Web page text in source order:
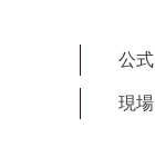
公
現